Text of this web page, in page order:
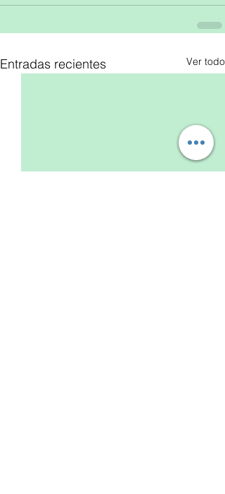
Entradas recientes Ver todo